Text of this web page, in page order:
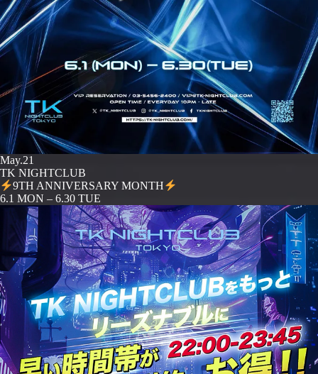
May.21
TK NIGHTCLUB
9TH ANNIVERSARY MONTH
️6.1 MON – 6.30 TUE